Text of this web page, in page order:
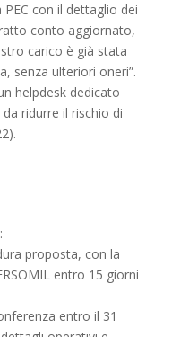
con il dettaglio dei
conto aggiornato,
carico è già stata
senza ulteriori oneri”.
helpdesk dedicato
ridurre il rischio di
proposta, con la
entro 15 giorni
entro il 31